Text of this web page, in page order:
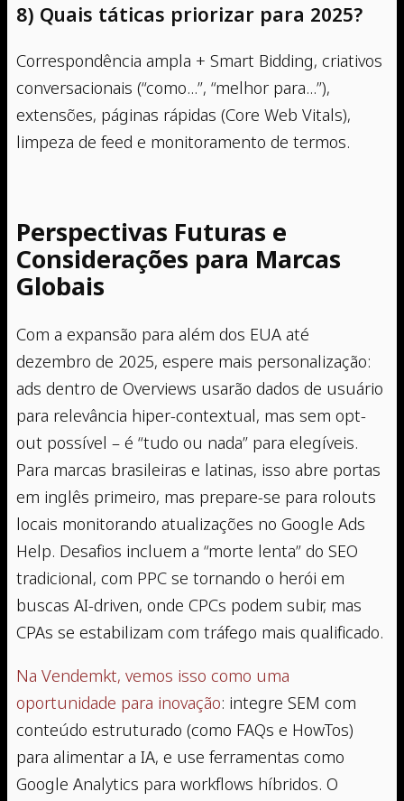
8) Quais táticas priorizar para 2025?
Correspondência ampla + Smart Bidding, criativos
conversacionais (“como…”, “melhor para…”),
extensões, páginas rápidas (Core Web Vitals),
limpeza de feed e monitoramento de termos.
Perspectivas Futuras e
Considerações para Marcas
Globais
Com a expansão para além dos EUA até
dezembro de 2025, espere mais personalização:
ads dentro de Overviews usarão dados de usuário
para relevância hiper-contextual, mas sem opt-
out possível – é “tudo ou nada” para elegíveis.
Para marcas brasileiras e latinas, isso abre portas
em inglês primeiro, mas prepare-se para rolouts
locais monitorando atualizações no Google Ads
Help. Desafios incluem a “morte lenta” do SEO
tradicional, com PPC se tornando o herói em
buscas AI-driven, onde CPCs podem subir, mas
CPAs se estabilizam com tráfego mais qualificado.
Na Vendemkt, vemos isso como uma
oportunidade para inovação: integre SEM com
conteúdo estruturado (como FAQs e HowTos)
para alimentar a IA, e use ferramentas como
Google Analytics para workflows híbridos. O